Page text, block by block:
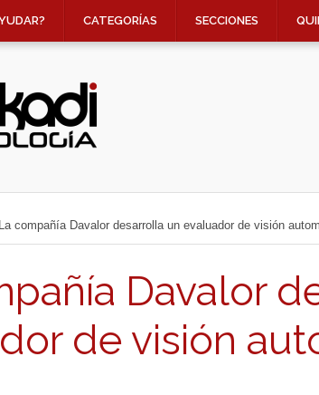
CATEGORÍAS SECCIONES
La compañía Davalor desarrolla un evaluador de visión
Davalor
de visión